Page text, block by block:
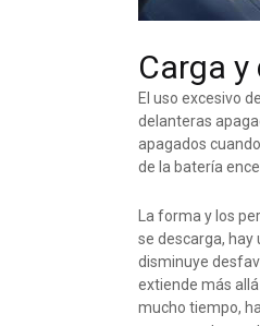
Carga
El uso excesivo
delanteras
apagados
de la batería
La forma y los
se descarga, hay
disminuye
extiende más
mucho tiempo,